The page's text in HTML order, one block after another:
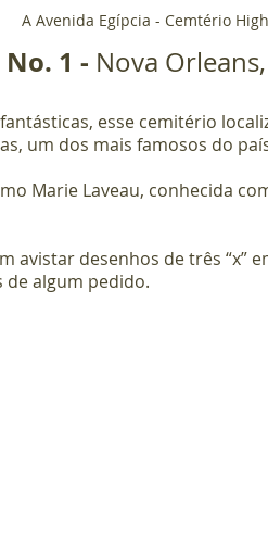
A Avenida Egípcia - Cemtério
1 - Nova
esse cemitério
um dos mais famosos do
Marie Laveau, conhecida
avistar desenhos de três “x”
algum pedido.